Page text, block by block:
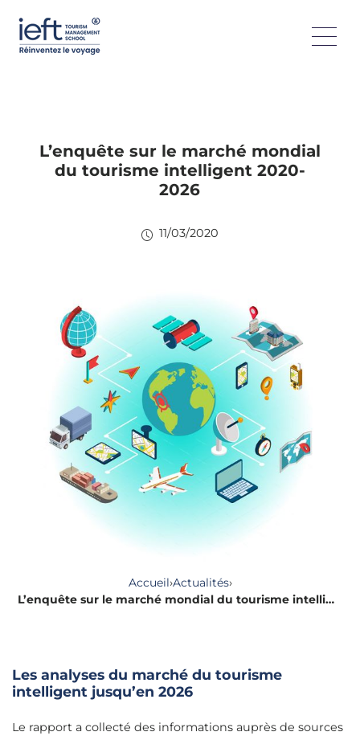
L’enquête sur le marché mondial
du tourisme intelligent 2020-
2026
11/03/2020
Accueil›Actualités›
L’enquête sur le marché mondial du tourisme intelligent 2020-2026
Les analyses du marché du tourisme
intelligent jusqu’en 2026
Le rapport a collecté des informations auprès de sources